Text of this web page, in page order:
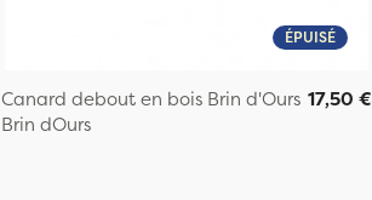
ÉPUISÉ
Canard debout en bois Brin d'Ours
Brin dOurs
17,50 €